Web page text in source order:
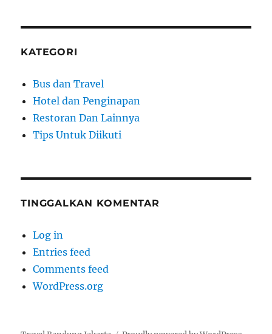
KATEGORI
Bus dan Travel
Hotel dan Penginapan
Restoran Dan Lainnya
Tips Untuk Diikuti
TINGGALKAN KOMENTAR
Log in
Entries feed
Comments feed
WordPress.org